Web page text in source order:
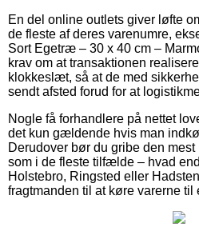
En del online outlets giver løfte
de fleste af deres varenumre,
Sort Egetræ – 30 x 40 cm –
krav om at transaktionen
klokkeslæt, så at de med
sendt afsted forud for at
Nogle få forhandlere på nettet
det kun gældende hvis man
Derudover bør du gribe den
som i de fleste tilfælde – hvad
Holstebro, Ringsted eller
fragtmanden til at køre varerne til